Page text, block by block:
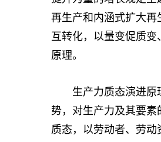
再生产和内涵式扩大
互转化，以量变促质
原理。
生产力质态演进原理
势，对生产力及其要
质态，以劳动者、劳